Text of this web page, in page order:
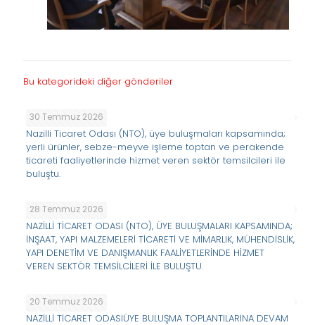
Bu kategorideki diğer gönderiler
30 Temmuz 2026
Nazilli Ticaret Odası (NTO), üye buluşmaları kapsamında;
yerli ürünler, sebze-meyve işleme toptan ve perakende
ticareti faaliyetlerinde hizmet veren sektör temsilcileri ile
buluştu.
28 Temmuz 2026
NAZİLLİ TİCARET ODASI (NTO), ÜYE BULUŞMALARI KAPSAMINDA;
İNŞAAT, YAPI MALZEMELERİ TİCARETİ VE MİMARLIK, MÜHENDİSLİK,
YAPI DENETİM VE DANIŞMANLIK FAALİYETLERİNDE HİZMET
VEREN SEKTÖR TEMSİLCİLERİ İLE BULUŞTU.
20 Temmuz 2026
NAZİLLİ TİCARET ODASIÜYE BULUŞMA TOPLANTILARINA DEVAM